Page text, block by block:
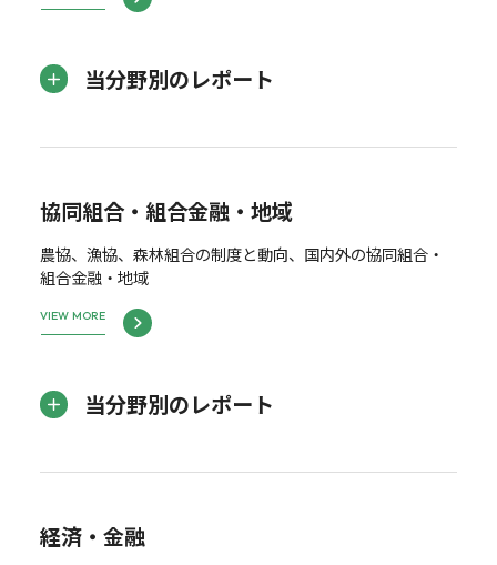
当分野別のレポート
協同組合・組合金融・地域
農協、漁協、森林組合の制度と動向、国内外の協同組合・
組合金融・地域
VIEW MORE
当分野別のレポート
経済・金融